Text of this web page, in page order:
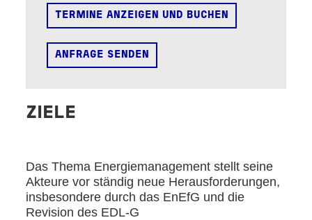
TERMINE ANZEIGEN UND BUCHEN
ANFRAGE SENDEN
ZIELE
Das Thema Energiemanagement stellt seine
Akteure vor ständig neue Herausforderungen,
insbesondere durch das EnEfG und die
Revision des EDL-G